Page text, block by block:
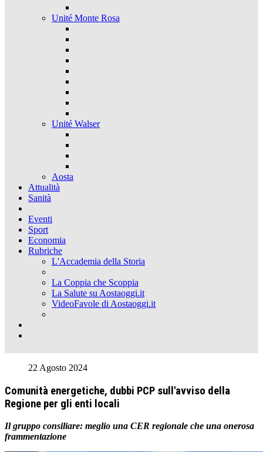
Unité Monte Rosa
Unité Walser
Aosta
Attualità
Sanità
Eventi
Sport
Economia
Rubriche
L'Accademia della Storia
La Coppia che Scoppia
La Salute su Aostaoggi.it
VideoFavole di Aostaoggi.it
22 Agosto 2024
Comunità energetiche, dubbi PCP sull'avviso della
Regione per gli enti locali
Il gruppo consiliare: meglio una CER regionale che una onerosa
frammentazione